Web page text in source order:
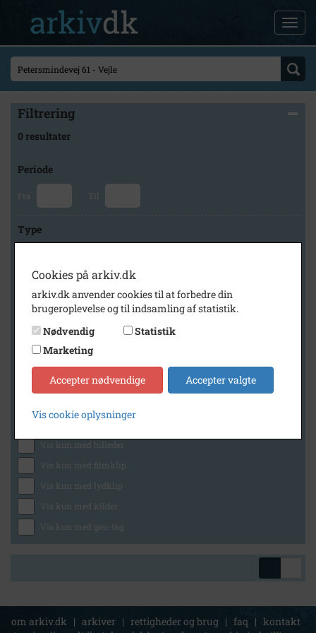
Filtrering
0 resultater
Periode
Fra Til
Type
Arkiv
Vejle Stadsarkiv
Generelt
Vis kun med billeder
Vis kun med filmklip
Vis kun med lydklip
Vis kun med kilder
Vis kun med geo-tag
om arkiv.dk | arkiver | rettigheder og brug | faq | kontakt
Cookies på arkiv.dk
arkiv.dk anvender cookies til at forbedre din
brugeroplevelse og til indsamling af statistik.
Nødvendig
Statistik
Marketing
Accepter nødvendige Accepter valgte
Vis cookie oplysninger